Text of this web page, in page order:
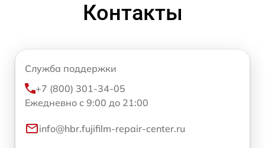
Контакты
Служба поддержки
+7 (800) 301-34-05
Ежедневно с 9:00 до 21:00
info@hbr.fujifilm-repair-center.ru